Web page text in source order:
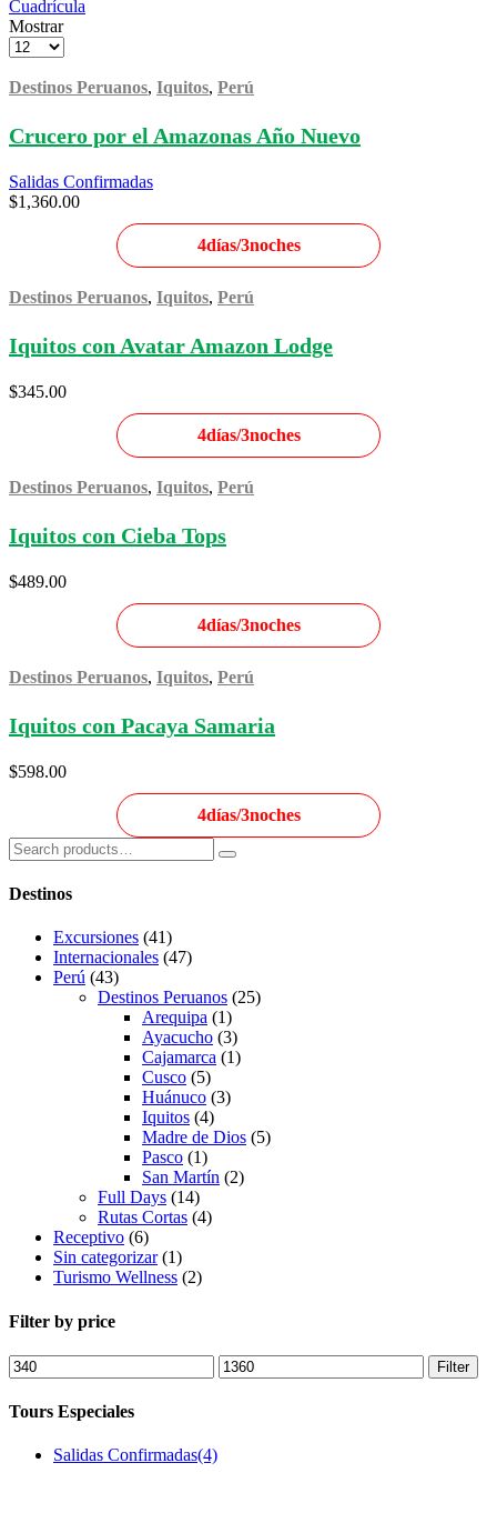
Cuadrícula
Mostrar
Products
page
Destinos Peruanos, Iquitos, Perú
Crucero por el Amazonas Año Nuevo
Salidas Confirmadas
$1,360.00
4días/3noches
Destinos Peruanos, Iquitos, Perú
Iquitos con Avatar Amazon Lodge
$345.00
4días/3noches
Destinos Peruanos, Iquitos, Perú
Iquitos con Cieba Tops
$489.00
4días/3noches
Destinos Peruanos, Iquitos, Perú
Iquitos con Pacaya Samaria
$598.00
4días/3noches
Search
for:
Search
Destinos
Excursiones (41)
Internacionales (47)
Perú (43)
Destinos Peruanos (25)
Arequipa (1)
Ayacucho (3)
Cajamarca (1)
Cusco (5)
Huánuco (3)
Iquitos (4)
Madre de Dios (5)
Pasco (1)
San Martín (2)
Full Days (14)
Rutas Cortas (4)
Receptivo (6)
Sin categorizar (1)
Turismo Wellness (2)
Filter by price
Min
price
Max
price
Filter
Tours Especiales
Salidas Confirmadas(4)